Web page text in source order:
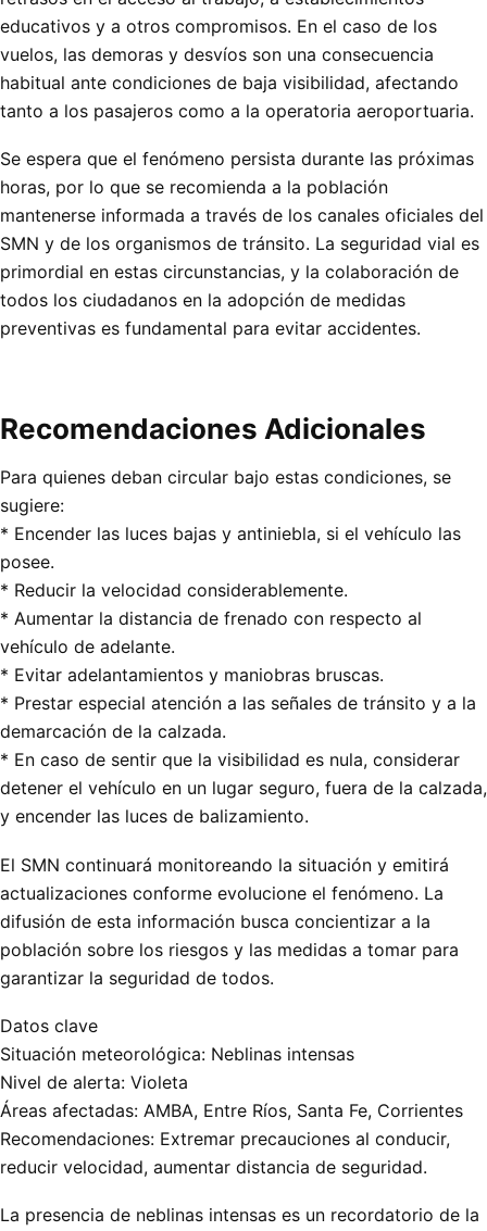
educativos y a otros compromisos. En el caso de los
vuelos, las demoras y desvíos son una consecuencia
habitual ante condiciones de baja visibilidad, afectando
tanto a los pasajeros como a la operatoria aeroportuaria.
Se espera que el fenómeno persista durante las próximas
horas, por lo que se recomienda a la población
mantenerse informada a través de los canales oficiales del
SMN y de los organismos de tránsito. La seguridad vial es
primordial en estas circunstancias, y la colaboración de
todos los ciudadanos en la adopción de medidas
preventivas es fundamental para evitar accidentes.
Recomendaciones Adicionales
Para quienes deban circular bajo estas condiciones, se
sugiere:
* Encender las luces bajas y antiniebla, si el vehículo las
posee.
* Reducir la velocidad considerablemente.
* Aumentar la distancia de frenado con respecto al
vehículo de adelante.
* Evitar adelantamientos y maniobras bruscas.
* Prestar especial atención a las señales de tránsito y a la
demarcación de la calzada.
* En caso de sentir que la visibilidad es nula, considerar
detener el vehículo en un lugar seguro, fuera de la calzada,
y encender las luces de balizamiento.
El SMN continuará monitoreando la situación y emitirá
actualizaciones conforme evolucione el fenómeno. La
difusión de esta información busca concientizar a la
población sobre los riesgos y las medidas a tomar para
garantizar la seguridad de todos.
Datos clave
Situación meteorológica: Neblinas intensas
Nivel de alerta: Violeta
Áreas afectadas: AMBA, Entre Ríos, Santa Fe, Corrientes
Recomendaciones: Extremar precauciones al conducir,
reducir velocidad, aumentar distancia de seguridad.
La presencia de neblinas intensas es un recordatorio de la